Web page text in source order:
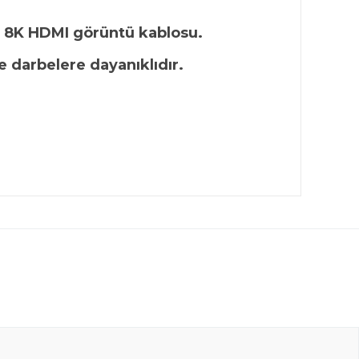
8K HDMI görüntü kablosu.
dayanıklıdır.